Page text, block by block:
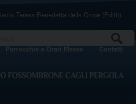
Teresa Benedetta della Croce (Edith)
Parrocchie e Orari Messe Contatti